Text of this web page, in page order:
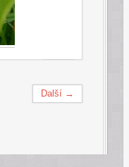
Další →